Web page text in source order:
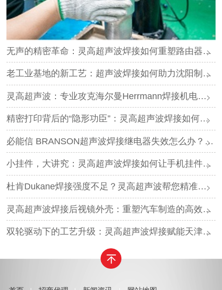
无声的精密革命：灵高超声波焊接如何重塑路由器外壳制造？
老工业基地的新工艺：超声波焊接如何助力沈阳制造转型？
灵高超声波：专业攻克海尔曼Herrmann焊接机电路板短路难题
精密打印背后的“隐形功臣”：灵高超声波焊接如何让喷墨头支架更可靠？
必能信 BRANSON超声波焊接继电器失效怎么办？灵高超声波“四步维修法”精准破局
小挂件，大讲究：灵高超声波焊接如何让手机挂件更“抗造”？
杜肯Dukane焊接强度不足？灵高超声波帮您精准破局
灵高超声波焊接后视镜外壳：重塑汽车制造的高效与美学
双轮驱动下的工艺升级：灵高超声波焊接赋能天津汽车与电子产业